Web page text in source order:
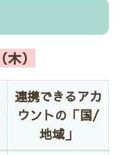
）
連携できるアカ
ウントの「国/
地域」